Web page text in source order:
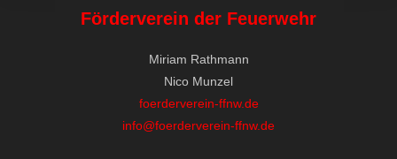
Förderverein der Feuerwehr
Miriam Rathmann
Nico Munzel
foerderverein-ffnw.de
info@foerderverein-ffnw.de